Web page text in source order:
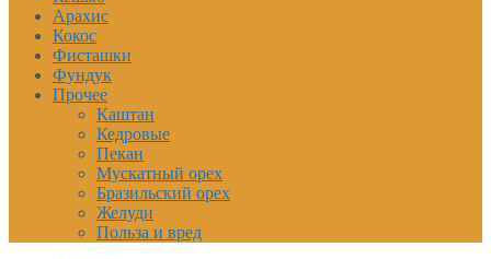
Арахис
Кокос
Фисташки
Фундук
Прочее
Каштан
Кедровые
Пекан
Мускатный орех
Бразильский орех
Желуди
Польза и вред